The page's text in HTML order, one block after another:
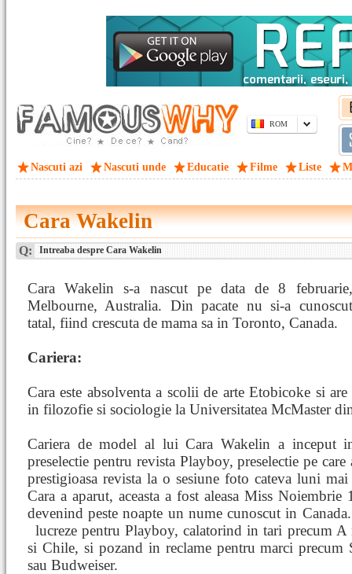
ROM
Nascuti azi Nascuti unde Educatie Filme Liste
Cara Wakelin
Q: Intreaba despre Cara Wakelin
Cara Wakelin s-a nascut pe data de 8
Melbourne, Australia. Din pacate nu si-a
tatal, fiind crescuta de mama sa in Toronto, Canada.
Cariera:
Cara este absolventa a scolii de arte Etobicoke si
in filozofie si sociologie la Universitatea McMaster
Cariera de model al lui Cara Wakelin a inceput
preselectie pentru revista Playboy, preselectie pe
prestigioasa revista la o sesiune foto cateva luni
Cara a aparut, aceasta a fost aleasa Miss
devenind peste noapte un nume cunoscut in
lucreze pentru Playboy, calatorind in tari precum A
si Chile, si pozand in reclame pentru marci precum
sau Budweiser.